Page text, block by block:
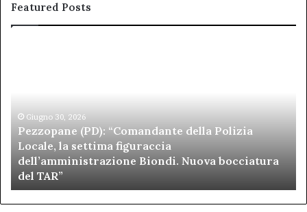
Featured Posts
Locale,
settima
figuraccia
dell’amministrazione
Biondi.
Nuova
Giugno 30, 2026
Pezzopane (PD): “Comandante della Polizia
Locale, la settima figuraccia
dell’amministrazione Biondi. Nuova bocciatura
del TAR”
ai